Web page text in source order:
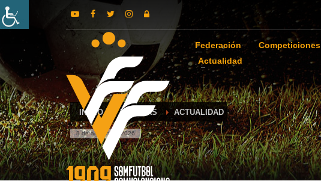
Federación Competiciones
Actualidad
INICIO NOTICIAS ACTUALIDAD
8 de agosto de 2026